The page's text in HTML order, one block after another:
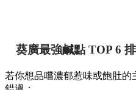
葵廣最強鹹點 TOP 6
若你想品嚐濃郁惹味或飽肚